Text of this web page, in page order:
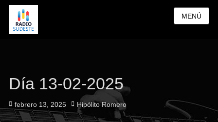
MENÚ
Día 13-02-2025
Publicado
el
febrero 13, 2025 Autor
Hipólito Romero